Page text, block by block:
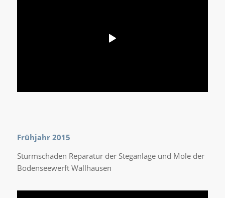
Frühjahr 2015
Sturmschäden Reparatur der Steganlage und Mole der
Bodenseewerft Wallhausen